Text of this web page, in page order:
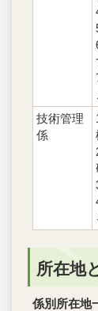
技術管理
係
所在地
係別所在地